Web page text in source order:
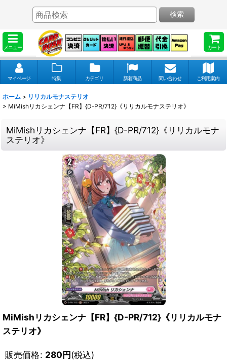
メニュー カート
検索
マイページ 特集 カテゴリ 新着商品 問い合わせ ご利用案内
ホーム > リリカルモナステリオ
> MiMishリカシェンナ【FR】{D-PR/712}《リリカルモナステリオ》
MiMishリカシェンナ【FR】{D-PR/712}《リリカルモナ
ステリオ》
MiMishリカシェンナ【FR】{D-PR/712}《リリカルモナ
ステリオ》
販売価格: 280円(税込)